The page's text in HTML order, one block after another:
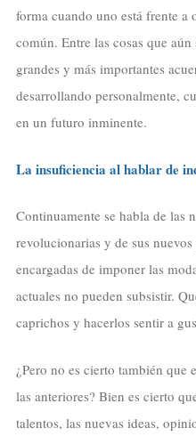
forma cuando uno está frente a
común. Entre las cosas que
grandes y más importantes
desarrollando personalmente,
en un futuro inminente.
La insuficiencia al hablar de
Continuamente se habla de las
revolucionarias y de sus
encargadas de imponer las
actuales no pueden subsistir.
caprichos y hacerlos sentir a
¿Pero no es cierto también que
las anteriores? Bien es cierto
talentos, las nuevas ideas,